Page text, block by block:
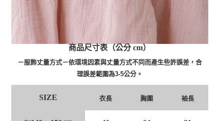
商品尺寸表（公分 cm）
－服飾丈量方式－依環境因素與丈量方式不同而產生些許誤差，合
理誤差範圍為3-5公分。
SIZE 衣長 胸圍 袖長